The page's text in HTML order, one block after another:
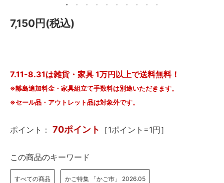
7,150円(税込)
7.11-8.31は雑貨・家具 1万円以上で送料無料！
※離島追加料金・家具組立て手数料は別途いただきます。
※セール品・アウトレット品は対象外です。
ポイント： 70ポイント ［1ポイント=1円］
この商品のキーワード
すべての商品 かご特集 「かご市」 2026.05